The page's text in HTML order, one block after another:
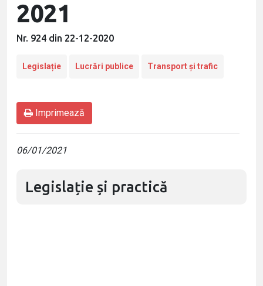
2021
Nr. 924 din 22-12-2020
Legislație Lucrări publice Transport și trafic
Imprimează
06/01/2021
Legislație și practică